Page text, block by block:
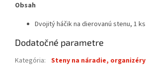
Obsah
Dvojitý háčik na dierovanú stenu, 1 ks
Dodatočné parametre
Kategória: Steny na náradie, organizéry